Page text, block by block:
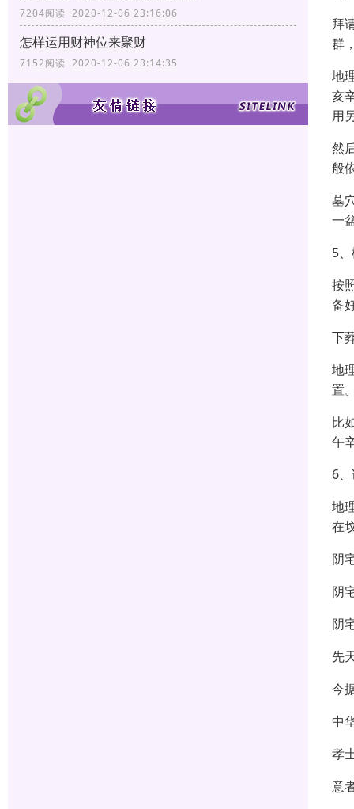
7204阅读 2020-12-06 23:16:06
怎样运用财神位来聚财
7152阅读 2020-12-06 23:14:35
拜
群
地
亥
用
然
般
墓
一
5
按
备
下
地
置
比
午
6
地
在
阴
阴
阴
先
今
中
孝
意